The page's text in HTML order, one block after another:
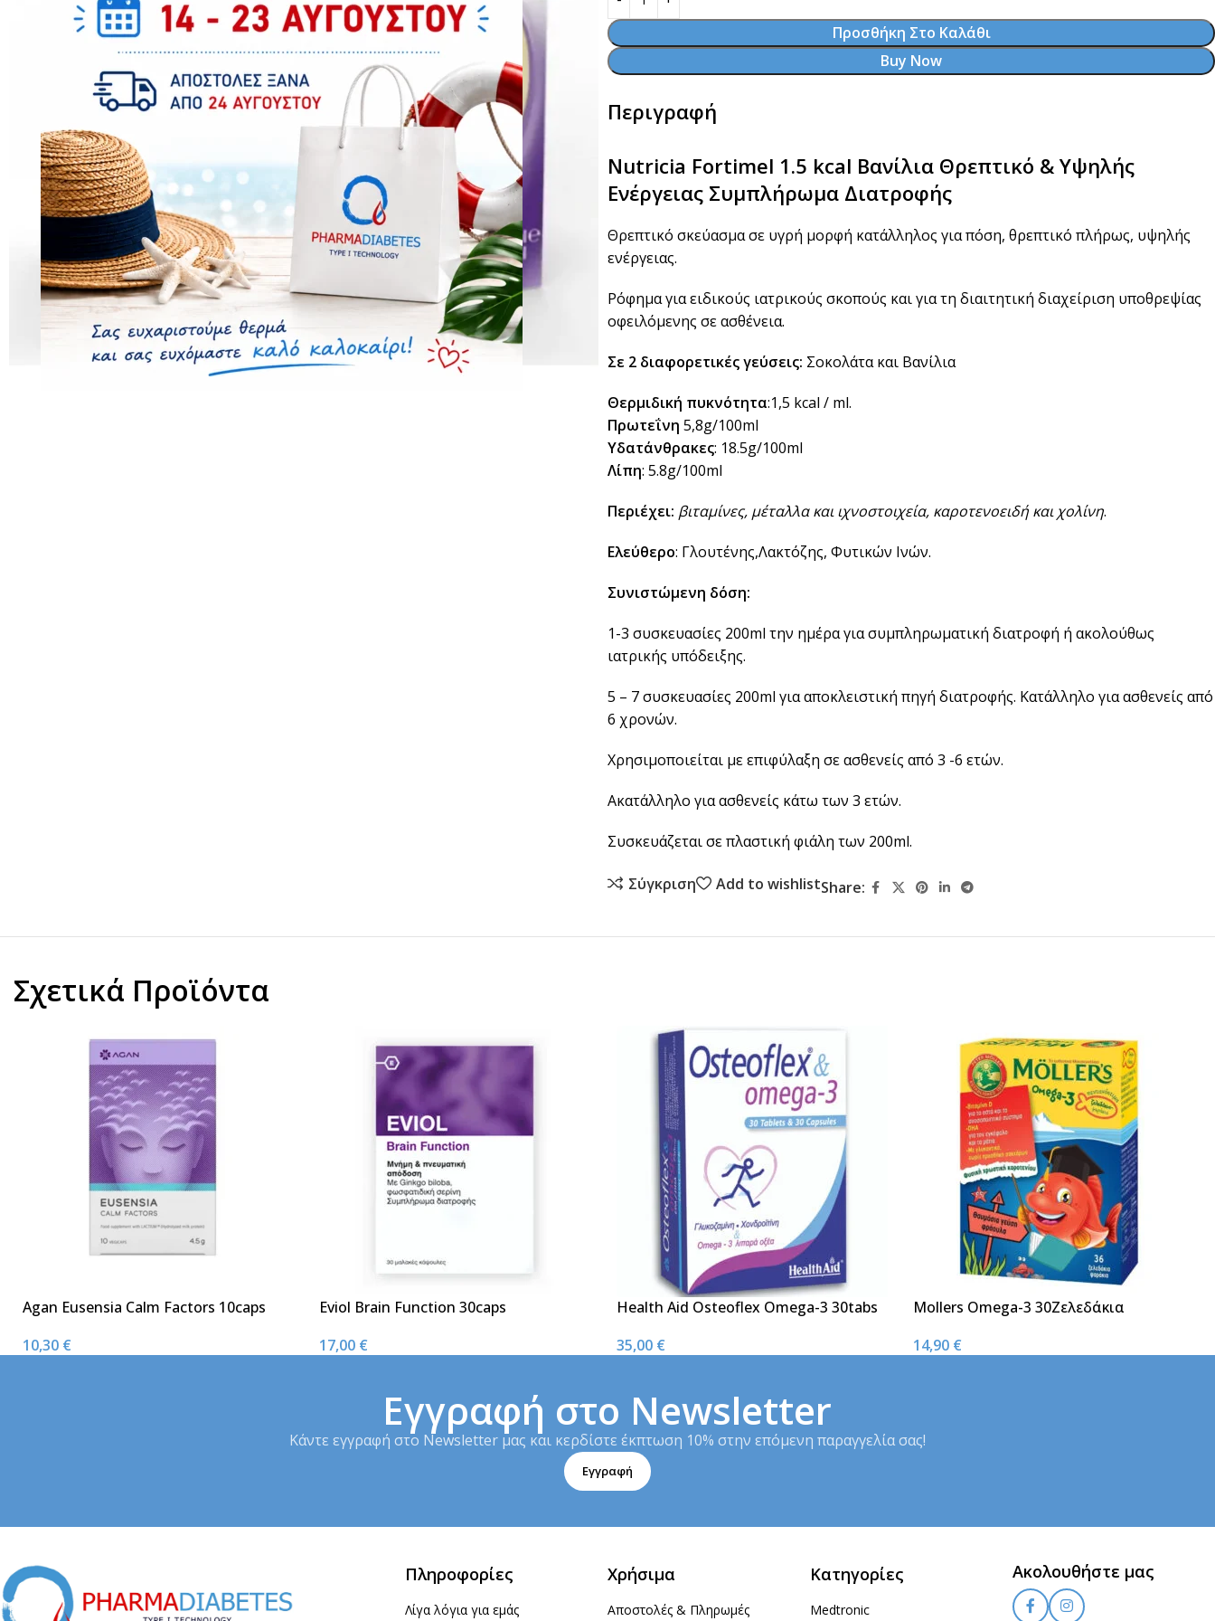
Προσθήκη Στο Καλάθι
Buy Now
Περιγραφή
Nutricia Fortimel 1.5 kcal Βανίλια Θρεπτικό & Υψηλής
Ενέργειας Συμπλήρωμα Διατροφής
Θρεπτικό σκεύασμα σε υγρή μορφή κατάλληλος για πόση, θρεπτικό πλήρως, υψηλής
ενέργειας.
Ρόφημα για ειδικούς ιατρικούς σκοπούς και για τη διαιτητική διαχείριση υποθρεψίας
οφειλόμενης σε ασθένεια.
Σε 2 διαφορετικές γεύσεις: Σοκολάτα και Βανίλια
Θερμιδική πυκνότητα:1,5 kcal / ml.
Πρωτεΐνη 5,8g/100ml
Υδατάνθρακες: 18.5g/100ml
Λίπη: 5.8g/100ml
Περιέχει: βιταμίνες, μέταλλα και ιχνοστοιχεία, καροτενοειδή και χολίνη.
Ελεύθερο: Γλουτένης,Λακτόζης, Φυτικών Ινών.
Συνιστώμενη δόση:
1-3 συσκευασίες 200ml την ημέρα για συμπληρωματική διατροφή ή ακολούθως
ιατρικής υπόδειξης.
5 – 7 συσκευασίες 200ml για αποκλειστική πηγή διατροφής. Κατάλληλο για ασθενείς από
6 χρονών.
Χρησιμοποιείται με επιφύλαξη σε ασθενείς από 3 -6 ετών.
Ακατάλληλο για ασθενείς κάτω των 3 ετών.
Συσκευάζεται σε πλαστική φιάλη των 200ml.
Σύγκριση Add to wishlistShare:
Σχετικά Προϊόντα
Agan Eusensia Calm Factors 10caps
10,30 €
Eviol Brain Function 30caps
17,00 €
Health Aid Osteoflex Omega-3 30tabs
35,00 €
Mollers Omega-3 30Ζελεδάκια
14,90 €
Εγγραφή στο Newsletter
Κάντε εγγραφή στο Newsletter μας και κερδίστε έκπτωση 10% στην επόμενη παραγγελία σας!
Εγγραφή
Πληροφορίες
Λίγα λόγια για εμάς
Χρήσιμα
Αποστολές & Πληρωμές
Κατηγορίες
Medtronic
Ακολουθήστε μας